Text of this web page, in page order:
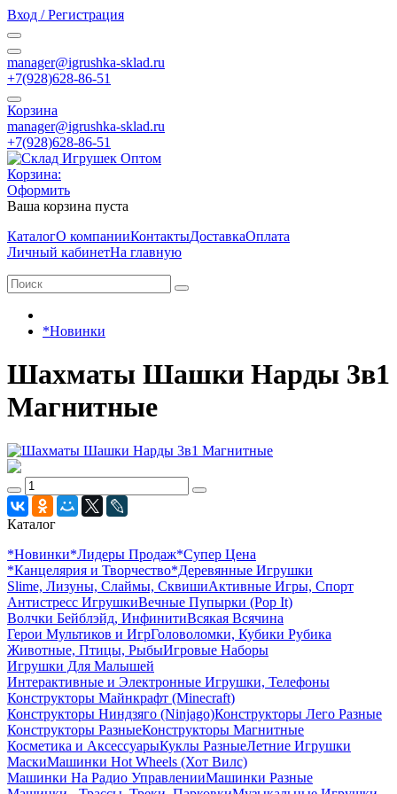
Вход / Регистрация
manager@igrushka-sklad.ru
+7(928)628-86-51
Корзина
manager@igrushka-sklad.ru
+7(928)628-86-51
Корзина:
Оформить
Ваша корзина пуста
КаталогО компанииКонтактыДоставкаОплата
Личный кабинетНа главную
*Новинки
Шахматы Шашки Нарды 3в1
Магнитные
Каталог
*Новинки*Лидеры Продаж*Супер Цена
*Канцелярия и Творчество*Деревянные Игрушки
Slime, Лизуны, Слаймы, СквишиАктивные Игры, Спорт
Антистресс ИгрушкиВечные Пупырки (Pop It)
Волчки Бейблэйд, ИнфинитиВсякая Всячина
Герои Мультиков и ИгрГоловоломки, Кубики Рубика
Животные, Птицы, РыбыИгровые Наборы
Игрушки Для Малышей
Интерактивные и Электронные Игрушки, Телефоны
Конструкторы Майнкрафт (Minecraft)
Конструкторы Ниндзяго (Ninjago)Конструкторы Лего Разные
Конструкторы РазныеКонструкторы Магнитные
Косметика и АксессуарыКуклы РазныеЛетние Игрушки
МаскиМашинки Hot Wheels (Хот Вилс)
Машинки На Радио УправленииМашинки Разные